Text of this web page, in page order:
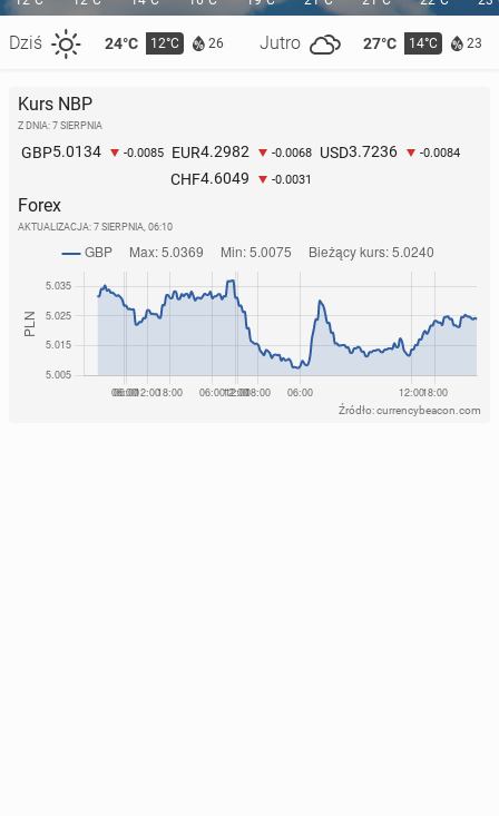
Prawie połowa Polaków chce jechać na wakacje
wiosną lub wcze­snym latem
Dziś 24°C 12°C 26 Jutro 27°C 14°C 23
Kurs NBP
Z DNIA: 7 SIERPNIA
GBP5.0134 -0.0085 EUR4.2982 -0.0068 USD3.7236 -0.0084
CHF4.6049 -0.0031
Forex
AKTUALIZACJA: 7 SIERPNIA, 06:10
Źródło: currencybeacon.com